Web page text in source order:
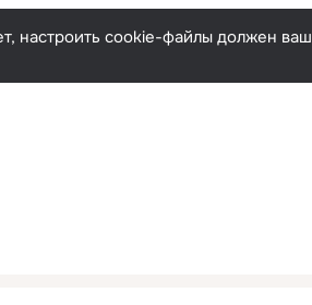
Русский
настроить cookie-файлы должен ваш